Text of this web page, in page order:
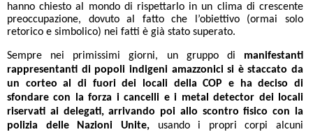
hanno chiesto al mondo di rispettarlo in un clima di crescente
preoccupazione, dovuto al fatto che l’obiettivo (ormai solo
retorico e simbolico) nei fatti è già stato superato.
Sempre nei primissimi giorni, un gruppo di manifestanti
rappresentanti di popoli indigeni amazzonici si è staccato da
un corteo al di fuori dei locali della COP e ha deciso di
sfondare con la forza i cancelli e i metal detector dei locali
riservati ai delegati, arrivando poi allo scontro fisico con la
polizia delle Nazioni Unite, usando i propri corpi alcuni